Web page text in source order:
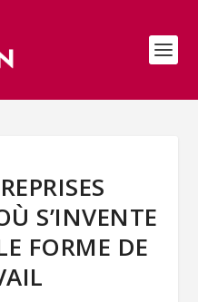
S’INVENTE
FORME DE